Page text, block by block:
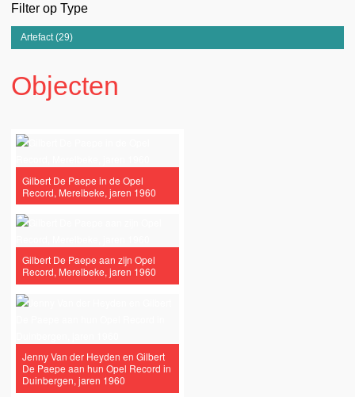
Filter op Type
Artefact (29)
Objecten
Gilbert De Paepe in de Opel
Record, Merelbeke, jaren 1960
Gilbert De Paepe aan zijn Opel
Record, Merelbeke, jaren 1960
Jenny Van der Heyden en Gilbert
De Paepe aan hun Opel Record in
Duinbergen, jaren 1960